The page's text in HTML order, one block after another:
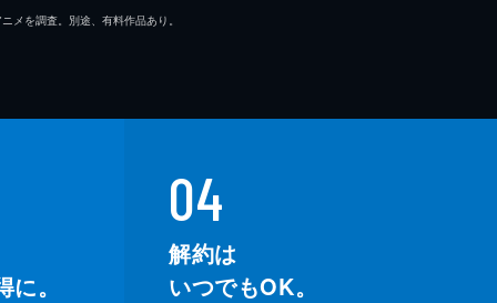
を調査。別途、有料作品あり。
。
04
解約は
いつでもOK。